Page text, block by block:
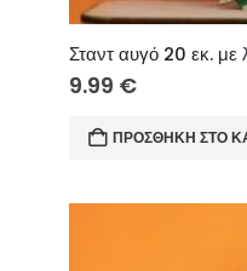
Σταντ αυγό 20 εκ.
9.99 €
ΠΡΟΣΘΉΚΗ ΣΤΟ